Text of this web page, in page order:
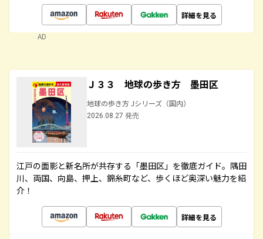
詳細を見る
AD
Ｊ３３ 地球の歩き方 墨田区
地球の歩き方 Jシリーズ（国内）
2026.08.27 発売
江戸の面影と新名所が共存する「墨田区」を徹底ガイド。隅田
川、両国、向島、押上、錦糸町など、歩くほど奥深い魅力を紹
介！
詳細を見る